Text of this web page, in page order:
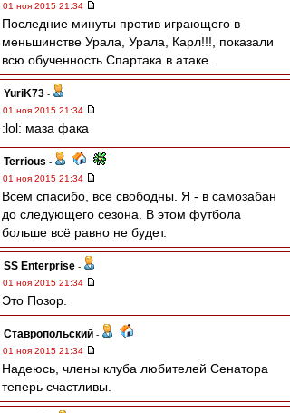
01 ноя 2015 21:34
Последние минуты против играющего в
меньшинстве Урала, Урала, Карл!!!, показали
всю обученность Спартака в атаке.
YuriK73 -
01 ноя 2015 21:34
:lol: маза фака
Terrious -
01 ноя 2015 21:34
Всем спасибо, все свободны. Я - в самозабан
до следующего сезона. В этом футбола
больше всё равно не будет.
SS Enterprise -
01 ноя 2015 21:34
Это Позор.
Ставропольский -
01 ноя 2015 21:34
Надеюсь, члены клуба любителей Сенатора
теперь счастливы.